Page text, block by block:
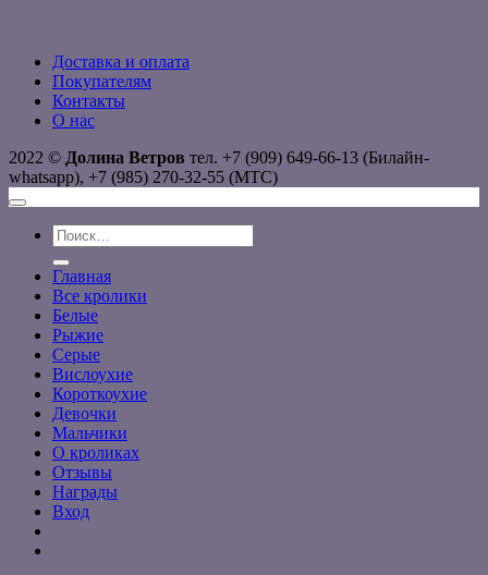
Доставка и оплата
Покупателям
Контакты
О нас
2022 © Долина Ветров тел. +7 (909) 649-66-13 (Билайн-
whatsapp), +7 (985) 270-32-55 (МТС)
Искать:
Главная
Все кролики
Белые
Рыжие
Серые
Вислоухие
Короткоухие
Девочки
Мальчики
О кроликах
Отзывы
Награды
Вход